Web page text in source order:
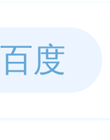
百度